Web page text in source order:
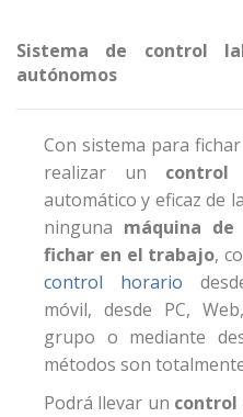
Sistema de control
autónomos
Con sistema para fichar
realizar un control
automático y eficaz de
ninguna máquina de
fichar en el trabajo,
control horario
móvil, desde PC,
grupo o mediante
métodos son
Podrá llevar un control